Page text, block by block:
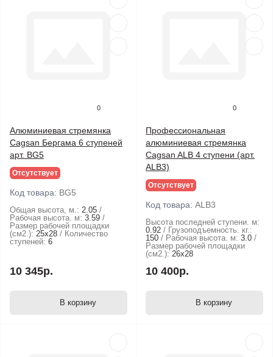
0
Алюминиевая стремянка
Cagsan Бергама 6 ступеней
арт. BG5
Отсутствует
Код товара: BG5
Общая высота, м.: 2.05
Рабочая высота. м: 3.59
Размер рабочей площадки
(см2.): 25х28
Количество
ступеней: 6
10 345р.
В корзину
0
Профессиональная
алюминиевая стремянка
Cagsan ALB 4 ступени (арт.
ALB3)
Отсутствует
Код товара: ALB3
Высота последней ступени. м:
0.92
Грузоподъемность. кг.:
150
Рабочая высота. м: 3.0
Размер рабочей площадки
(см2.): 26х28
10 400р.
В корзину